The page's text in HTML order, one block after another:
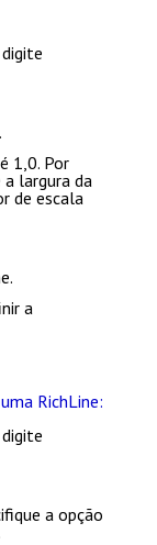
1,0. Por
largura da
de escala
a
RichLine:
a opção